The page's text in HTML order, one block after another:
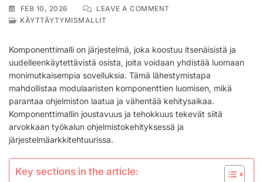
FEB 10, 2026 LEAVE A COMMENTON
ESIMERKIT
KÄYTTÄYTYMISMALLIT
Komponenttimalli on järjestelmä, joka koostuu itsenäisistä ja
uudelleenkäytettävistä osista, joita voidaan yhdistää luomaan
monimutkaisempia sovelluksia. Tämä lähestymistapa
mahdollistaa modulaaristen komponenttien luomisen, mikä
parantaa ohjelmiston laatua ja vähentää kehitysaikaa.
Komponenttimallin joustavuus ja tehokkuus tekevät siitä
arvokkaan työkalun ohjelmistokehityksessä ja
järjestelmäarkkitehtuurissa.
Key sections in the article: